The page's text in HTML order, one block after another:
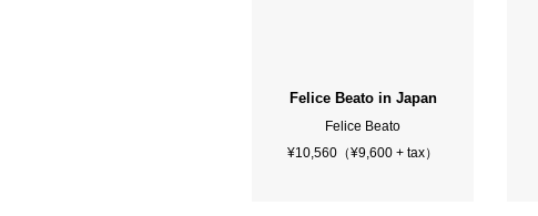
Felice Beato in Japan
Felice Beato
¥10,560（¥9,600 + tax）